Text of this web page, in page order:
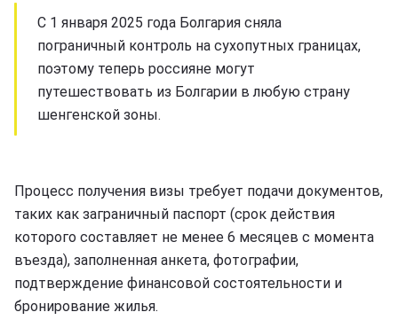
С 1 января 2025 года Болгария сняла
пограничный контроль на сухопутных границах,
поэтому теперь россияне могут
путешествовать из Болгарии в любую страну
шенгенской зоны.
Процесс получения визы требует подачи документов,
таких как заграничный паспорт (срок действия
которого составляет не менее 6 месяцев с момента
въезда), заполненная анкета, фотографии,
подтверждение финансовой состоятельности и
бронирование жилья.